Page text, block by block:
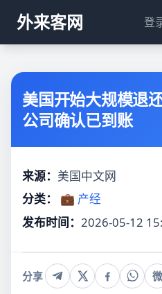
外来客网 登
美国开始大规模退
公司确认已到账
来源： 美国中文网
分类：
💼 产经
发布时间： 2026-05-12
分享 微